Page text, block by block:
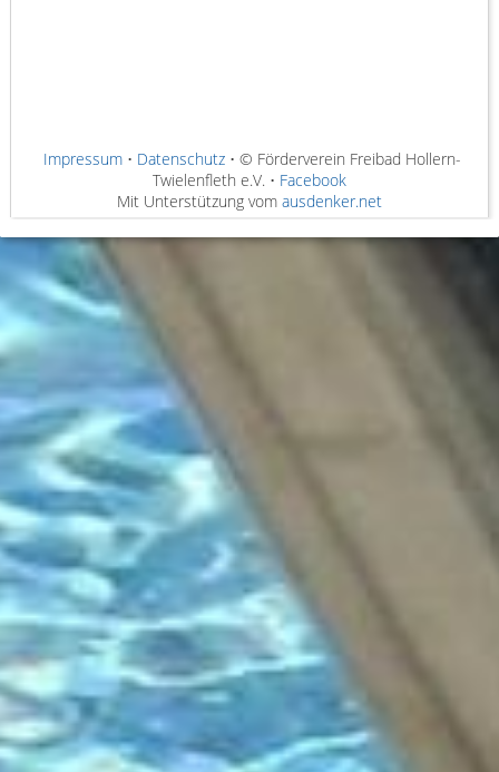
Impressum• Datenschutz• © Förderverein Freibad Hollern-
Twielenfleth e.V. • Facebook
Mit Unterstützung vom ausdenker.net